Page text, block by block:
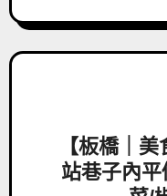
【板橋｜
站巷子內